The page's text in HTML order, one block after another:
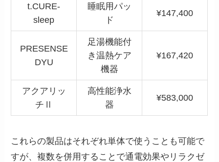
t.CURE-
sleep
睡眠用パッ
ド
¥147,400
PRESENSE
DYU
足湯機能付
き温熱ケア
機器
¥167,420
アクアリッ
チⅡ
高性能浄水
器
¥583,000
これらの製品はそれぞれ単体で使うことも可能で
すが、複数を併用することで通電効果やリラクゼ